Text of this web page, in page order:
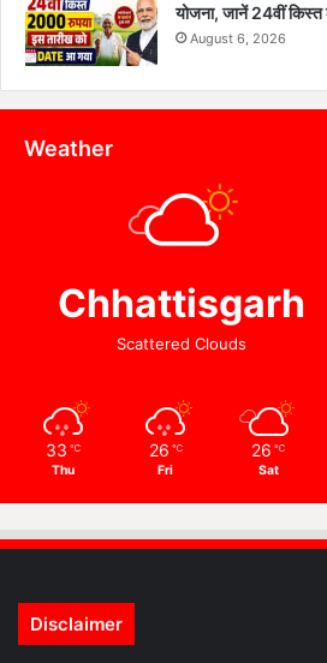
योजना, जानें 24वीं किस्त
August 6, 2026
Weather
Chhattisgarh
Scattered Clouds
33 ℃
Thu
26 ℃
Fri
26 ℃
Sat
Disclaimer